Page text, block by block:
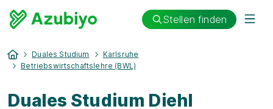
Stellen finden
Duales Studium
Karlsruhe
Betriebswirtschaftslehre (BWL)
Duales Studium Diehl